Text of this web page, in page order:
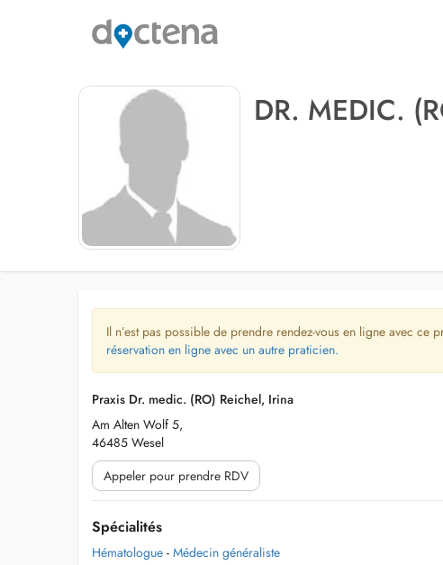
DR. MEDIC.
Il n’est pas possible de prendre rendez-vous en ligne avec ce
réservation en ligne avec un autre praticien.
Praxis Dr. medic. (RO) Reichel, Irina
Am Alten Wolf 5,
46485 Wesel
Appeler pour prendre RDV
Spécialités
Hématologue - Médecin généraliste